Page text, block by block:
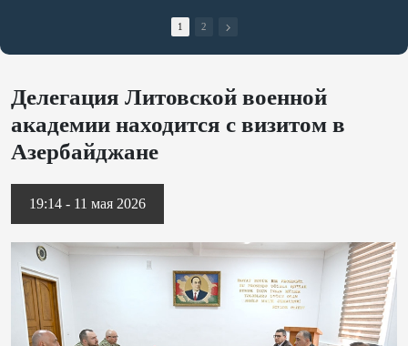
1 2
Делегация Литовской военной
академии находится с визитом в
Азербайджане
19:14 - 11 мая 2026